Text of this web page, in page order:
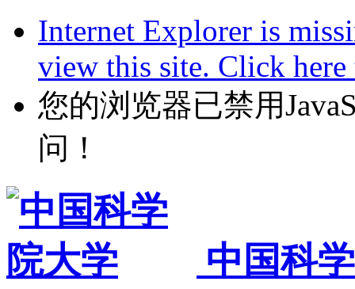
Internet Explorer is
view this site. Click
您的浏览器已禁用
问！
中国科